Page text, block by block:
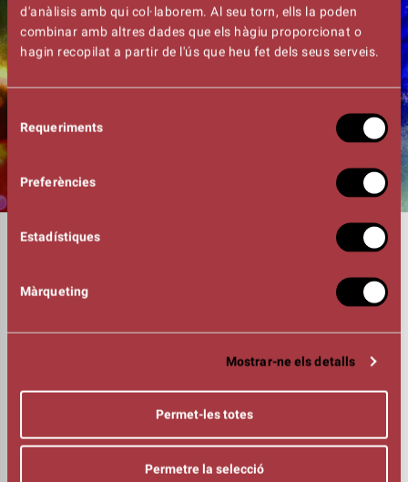
d'anàlisis amb qui col·laborem. Al seu torn, ells la poden
combinar amb altres dades que els hàgiu proporcionat o
hagin recopilat a partir de l'ús que heu fet dels seus serveis.
consentiment
Requeriments
Preferències
Estadístiques
Màrqueting
Mostrar-ne els detalls
Permet-les totes
Permetre la selecció
DURADA
Francesco Della Bona i Maddalena Ricciardi (Escola
i Ilya Ilyin (Escola
Felix Guyonnet i Willow Domansky de (Escola francesa)
Martí Cordero